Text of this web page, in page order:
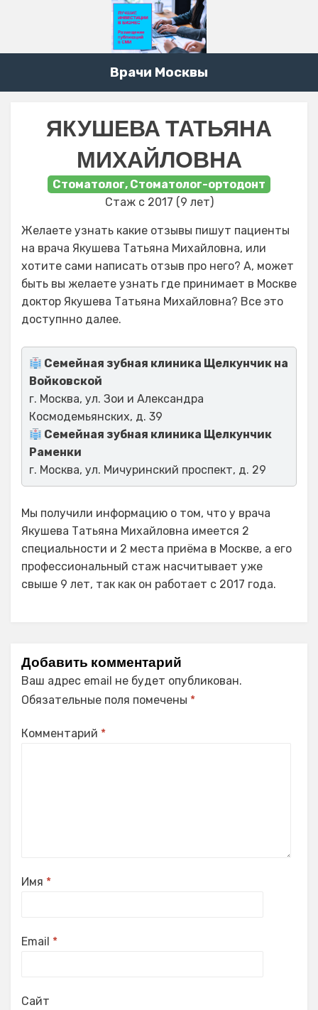
Врачи Москвы
ЯКУШЕВА ТАТЬЯНА
МИХАЙЛОВНА
Стоматолог, Стоматолог-ортодонт
Стаж с 2017 (9 лет)
Желаете узнать какие отзывы пишут пациенты
на врача Якушева Татьяна Михайловна, или
хотите сами написать отзыв про него? А, может
быть вы желаете узнать где принимает в Москве
доктор Якушева Татьяна Михайловна? Все это
доступнно далее.
Семейная зубная клиника Щелкунчик на
Войковской
г. Москва, ул. Зои и Александра
Космодемьянских, д. 39
Семейная зубная клиника Щелкунчик
Раменки
г. Москва, ул. Мичуринский проспект, д. 29
Мы получили информацию о том, что у врача
Якушева Татьяна Михайловна имеется 2
специальности и 2 места приёма в Москве, а его
профессиональный стаж насчитывает уже
свыше 9 лет, так как он работает с 2017 года.
Добавить комментарий
Ваш адрес email не будет опубликован.
Обязательные поля помечены *
Комментарий *
Имя *
Email *
Сайт